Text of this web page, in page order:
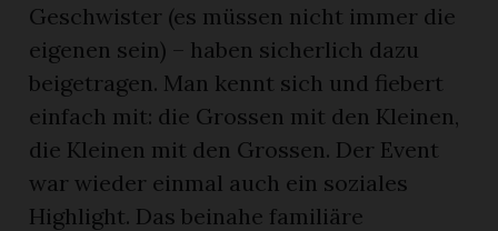
Geschwister (es müssen nicht immer die
eigenen sein) – haben sicherlich dazu
beigetragen. Man kennt sich und fiebert
einfach mit: die Grossen mit den Kleinen,
die Kleinen mit den Grossen. Der Event
war wieder einmal auch ein soziales
Highlight. Das beinahe familiäre